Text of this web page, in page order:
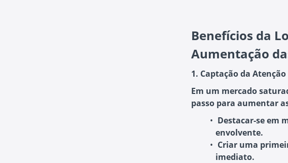
Benefícios da
Aumentação
1. Captação da Atenção
Em um mercado
passo para aumentar
Destacar-se em
envolvente.
Criar uma
imediato.